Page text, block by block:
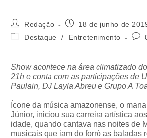
Redação
18 de junho de
Destaque
/ Entretenimento
Show acontece na área climatizado
21h e conta com as participações de
Paulain, DJ Layla Abreu e Grupo A
Ícone da música amazonense, o
Júnior, iniciou sua carreira artística
idade, quando cantava nas noites de
musicais que iam do forró as baladas